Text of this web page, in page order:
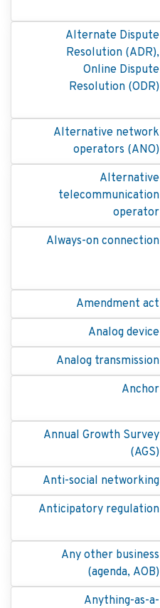
Alternate Dispute
Resolution (ADR),
Online Dispute
Resolution (ODR)
Alternative network
operators (ANO)
Alternative
telecommunication
operator
Always-on connection
Amendment act
Analog device
Analog transmission
Anchor
Annual Growth Survey
(AGS)
Anti-social networking
Anticipatory regulation
Any other business
(agenda, АОВ)
Anything-as-a-